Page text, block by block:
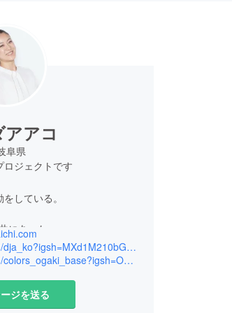
アコ
阜県
ロジェクトです
している。
にあった。
のグルーヴと温もりに魅了さ
の力を、自身のオリジナル
、キャリアもスタイルも異な
鳴した仲間たちの集団。喜怒
https://www.instagram.com/dja_ko?igsh=MXd1M210bGxiN2VkZQ%3D%3D&utm_source=qr
https://www.instagram.com/colors_ogaki_base?igsh=OHF1cG9tbTBpOHYw&utm_source=qr
ジを送る